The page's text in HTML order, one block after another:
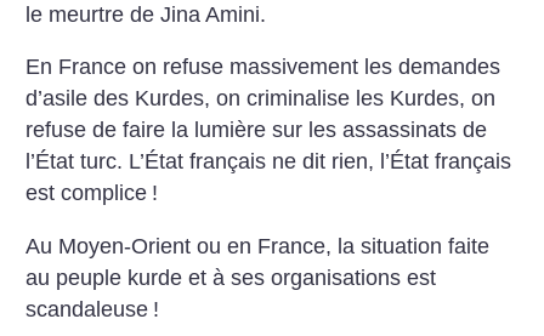
le meurtre de Jina Amini.
En France on refuse massivement les demandes
d’asile des Kurdes, on criminalise les Kurdes, on
refuse de faire la lumière sur les assassinats de
l’État turc. L’État français ne dit rien, l’État français
est complice !
Au Moyen-Orient ou en France, la situation faite
au peuple kurde et à ses organisations est
scandaleuse !